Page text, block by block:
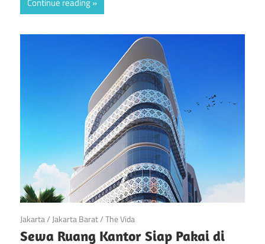
Continue reading
April 28, 2018
Jakarta/ Jakarta Barat/The Vida
Sewa Ruang Kantor Siap Pakai di